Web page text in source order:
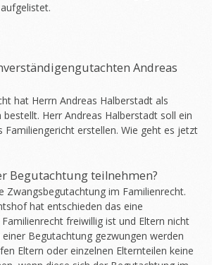
Andreas
hat Herrn Andreas Halberstadt als
bestellt. Herr Andreas Halberstadt soll ein
Familiengericht erstellen. Wie geht es jetzt
Begutachtung teilnehmen?
Zwangsbegutachtung im Familienrecht.
hat entschieden das eine
freiwillig ist und Eltern nicht
Begutachtung gezwungen werden
Eltern oder einzelnen Elternteilen keine